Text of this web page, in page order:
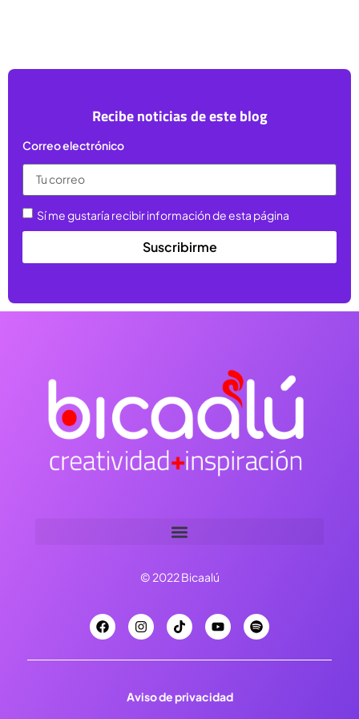
Recibe noticias de este blog
Correo electrónico
Sí me gustaría recibir información de esta página
Suscribirme
© 2022 Bicaalú
Aviso de privacidad